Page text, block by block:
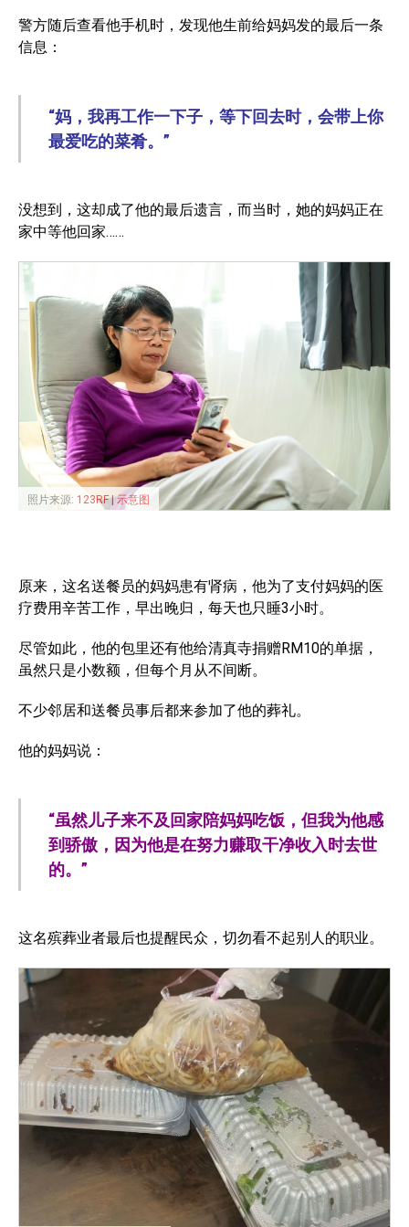
警方随后查看他手机时，发现他生前给妈妈发的最后一条
信息：
“妈，我再工作一下子，等下回去时，会带上你
最爱吃的菜肴。”
没想到，这却成了他的最后遗言，而当时，她的妈妈正在
家中等他回家……
照片来源: 123RF | 示意图
原来，这名送餐员的妈妈患有肾病，他为了支付妈妈的医
疗费用辛苦工作，早出晚归，每天也只睡3小时。
尽管如此，他的包里还有他给清真寺捐赠RM10的单据，
虽然只是小数额，但每个月从不间断。
不少邻居和送餐员事后都来参加了他的葬礼。
他的妈妈说：
“虽然儿子来不及回家陪妈妈吃饭，但我为他感
到骄傲，因为他是在努力赚取干净收入时去世
的。”
这名殡葬业者最后也提醒民众，切勿看不起别人的职业。